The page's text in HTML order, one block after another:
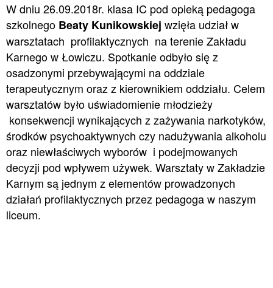
W dniu 26.09.2018r. klasa IC pod opieką pedagoga
szkolnego Beaty Kunikowskiej wzięła udział w
warsztatach profilaktycznych na terenie Zakładu
Karnego w Łowiczu. Spotkanie odbyło się z
osadzonymi przebywającymi na oddziale
terapeutycznym oraz z kierownikiem oddziału. Celem
warsztatów było uświadomienie młodzieży
konsekwencji wynikających z zażywania narkotyków,
środków psychoaktywnych czy nadużywania alkoholu
oraz niewłaściwych wyborów i podejmowanych
decyzji pod wpływem używek. Warsztaty w Zakładzie
Karnym są jednym z elementów prowadzonych
działań profilaktycznych przez pedagoga w naszym
liceum.